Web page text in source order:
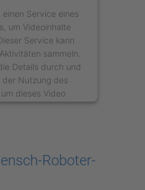
Service eines
um Videoinhalte
Service kann
sammeln.
Details durch und
der Nutzung des
dieses Video
Roboter-